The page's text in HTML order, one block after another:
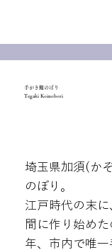
手がき鯉のぼり
Tegaki Koinobori
埼玉県加須(か
のぼり。
江戸時代の末
間に作り始め
年、市内で唯